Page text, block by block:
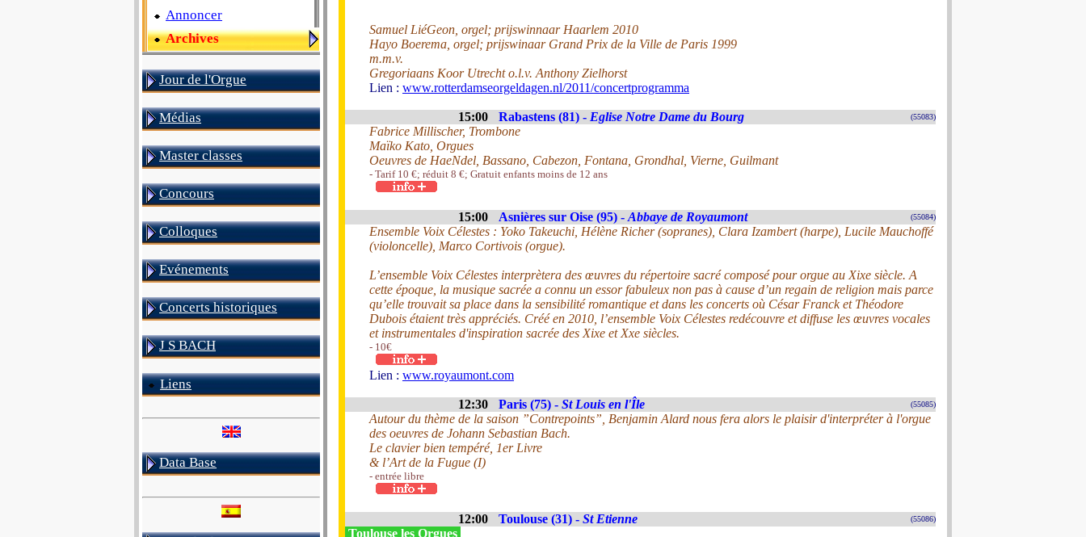
Annoncer
Archives
Jour de l'Orgue
Médias
Master classes
Concours
Colloques
Evénements
Concerts historiques
J S BACH
Liens
Data Base
Samuel LiéGeon, orgel; prijswinnaar Haarlem 2010
Hayo Boerema, orgel; prijswinaar Grand Prix de la Ville de Paris 1999
m.m.v.
Gregoriaans Koor Utrecht o.l.v. Anthony Zielhorst
Lien : www.rotterdamseorgeldagen.nl/2011/concertprogramma
15:00 Rabastens (81) - Eglise Notre Dame du Bourg (55083)
Fabrice Millischer, Trombone
Maïko Kato, Orgues
Oeuvres de HaeNdel, Bassano, Cabezon, Fontana, Grondhal, Vierne, Guilmant
- Tarif 10 €; réduit 8 €; Gratuit enfants moins de 12 ans
15:00 Asnières sur Oise (95) - Abbaye de Royaumont (55084)
Ensemble Voix Célestes : Yoko Takeuchi, Hélène Richer (sopranes), Clara Izambert (harpe), Lucile Mauchoffé
(violoncelle), Marco Cortivois (orgue).
L’ensemble Voix Célestes interprètera des œuvres du répertoire sacré composé pour orgue au Xixe siècle. A
cette époque, la musique sacrée a connu un essor fabuleux non pas à cause d’un regain de religion mais parce
qu’elle trouvait sa place dans la sensibilité romantique et dans les concerts où César Franck et Théodore
Dubois étaient très appréciés. Créé en 2010, l’ensemble Voix Célestes redécouvre et diffuse les œuvres vocales
et instrumentales d'inspiration sacrée des Xixe et Xxe siècles.
- 10€
Lien : www.royaumont.com
12:30 Paris (75) - St Louis en l'Île (55085)
Autour du thème de la saison ”Contrepoints”, Benjamin Alard nous fera alors le plaisir d'interpréter à l'orgue
des oeuvres de Johann Sebastian Bach.
Le clavier bien tempéré, 1er Livre
& l’Art de la Fugue (I)
- entrée libre
12:00 Toulouse (31) - St Etienne (55086)
Toulouse les Orgues